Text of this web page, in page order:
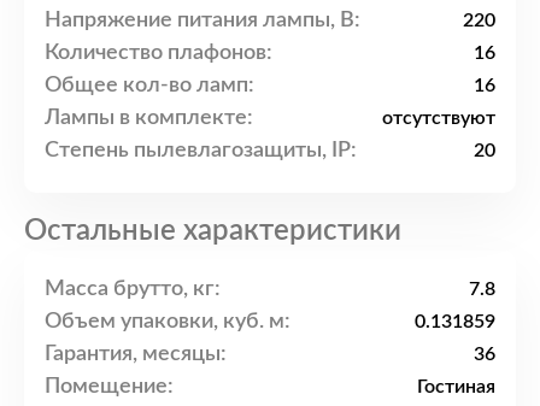
Напряжение питания лампы, В: 220
Количество плафонов: 16
Общее кол-во ламп: 16
Лампы в комплекте: отсутствуют
Степень пылевлагозащиты, IP: 20
Остальные характеристики
Масса брутто, кг: 7.8
Объем упаковки, куб. м: 0.131859
Гарантия, месяцы: 36
Помещение: Гостиная